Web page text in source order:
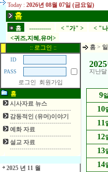
Today : 2026년 08월 07일 (금요일)
홈
홈 ----------- < "가" > < "
<귀즈,지혜,유머>
:: 로그인 ::
ID
PASS
로그인
회원가입
홈
시사자료 뉴스
감동적인 (유머)이야기
예화 자료
설교 자료
2025 년 11 월
홈 >
2025
지난달
9
10
11
12
13
14